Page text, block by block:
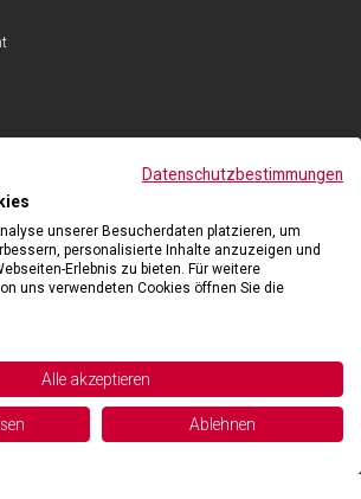
ANMELDEN
gelesen und verstanden und stimme
durch Qooder gemäß den Angaben in der
zu.
Powered and managed by
Datenschutzbestimmungen
unserer Besucherdaten platzieren, um
personalisierte Inhalte anzuzeigen und
Erlebnis zu bieten. Für weitere
uns verwendeten Cookies öffnen Sie die
Alle akzeptieren
Ablehnen